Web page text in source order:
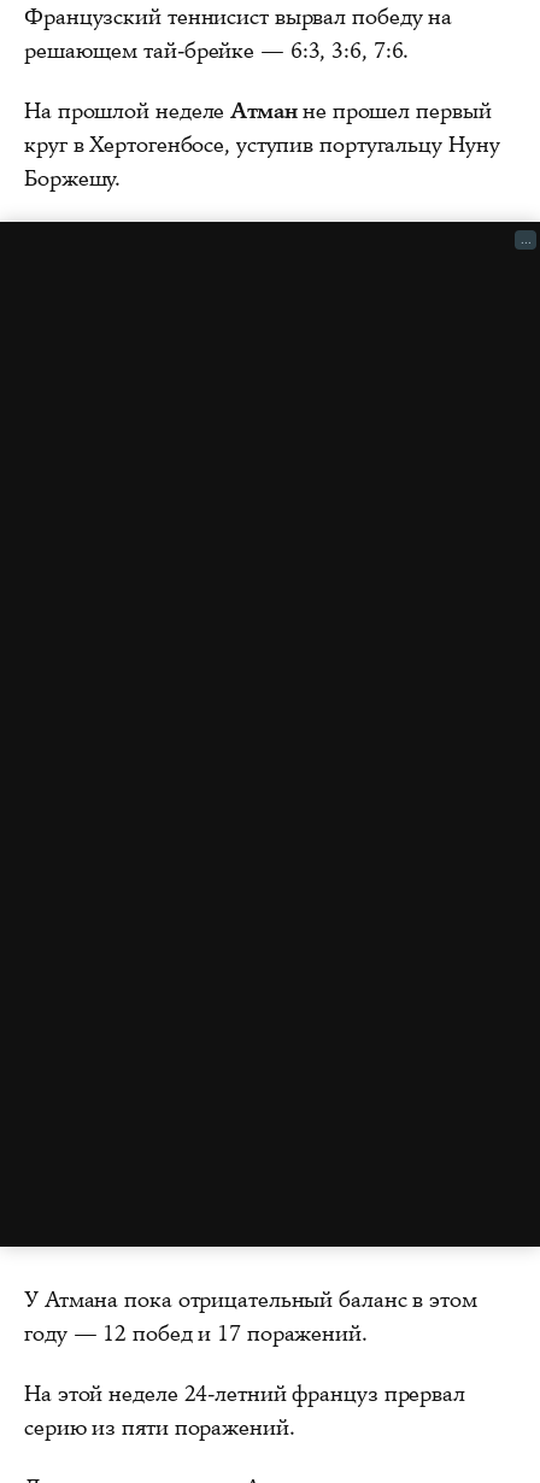
Французский теннисист вырвал победу на
решающем тай-брейке — 6:3, 3:6, 7:6.
На прошлой неделеАтманне прошел первый
круг в Хертогенбосе, уступив португальцу Нуну
Боржешу.
...
У Атмана пока отрицательный баланс в этом
году — 12 побед и 17 поражений.
На этой неделе 24-летний француз прервал
серию из пяти поражений.